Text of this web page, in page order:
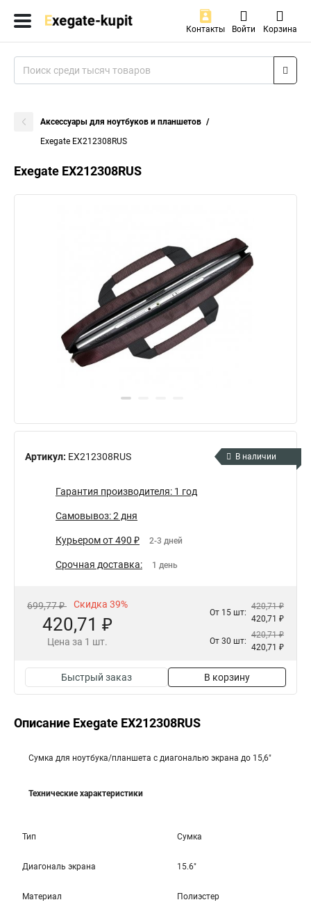
Контакты Войти Корзина
Аксессуары для ноутбуков и планшетов
Exegate EX212308RUS
Exegate EX212308RUS
Артикул: EX212308RUS В наличии
Гарантия производителя: 1 год
Самовывоз: 2 дня
Курьером от 490 ₽ 2-3 дней
Срочная доставка: 1 день
699,77 ₽ Скидка 39%
420,71 ₽
Цена за 1 шт.
От 15 шт:
420,71 ₽
420,71 ₽
От 30 шт:
420,71 ₽
420,71 ₽
Быстрый заказ В корзину
Описание Exegate EX212308RUS
Сумка для ноутбука/планшета с диагональю экрана до 15,6"
Технические характеристики
Тип Сумка
Диагональ экрана 15.6"
Материал Полиэстер